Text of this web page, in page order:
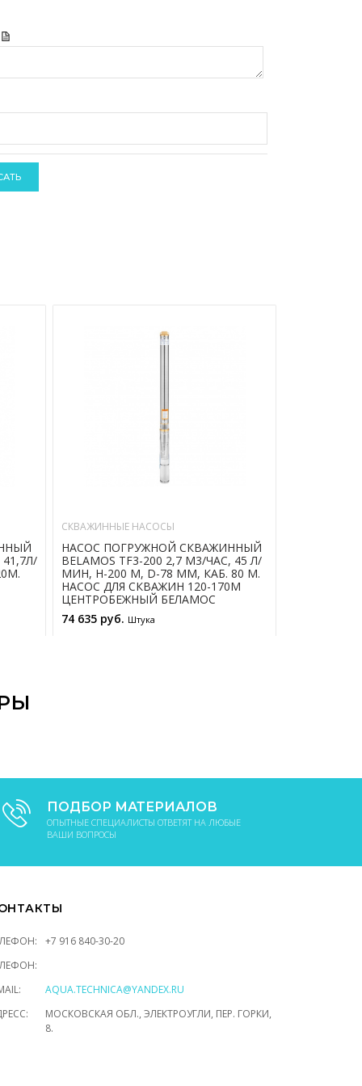
41,7Л/
СКВАЖИННЫЕ НАСОСЫ
НАСОС ПОГРУЖНОЙ СКВАЖИННЫЙ
BELAMOS TF3-200 2,7 М3/ЧАС, 45 Л/
МИН, Н-200 М, D-78 ММ, КАБ. 80 М.
НАСОС ДЛЯ СКВАЖИН 120-170М
ЦЕНТРОБЕЖНЫЙ БЕЛАМОС
74 635 руб. Штука
ПОДБОР МАТЕРИАЛОВ
ОПЫТНЫЕ СПЕЦИАЛИСТЫ ОТВЕТЯТ НА ЛЮБЫЕ
ВАШИ ВОПРОСЫ
+7 916 840-30-20
AQUA.TECHNICA@YANDEX.RU
МОСКОВСКАЯ ОБЛ., ЭЛЕКТРОУГЛИ, ПЕР. ГОРКИ,
8.